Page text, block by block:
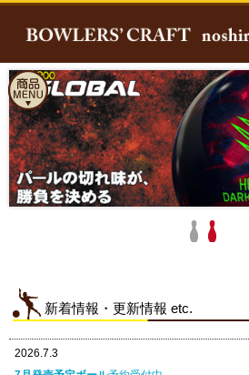
新着情報・更新情報 etc.
2026.7.3